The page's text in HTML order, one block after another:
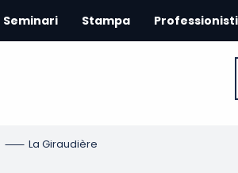
Seminari Stampa
La Giraudière